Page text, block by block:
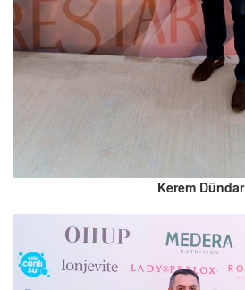
Kerem Dündar